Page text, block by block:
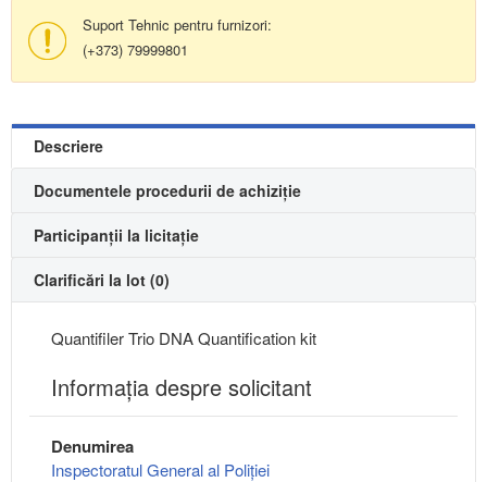
Suport Tehnic pentru furnizori:
(+373) 79999801
Descriere
Documentele procedurii de achiziție
Participanții la licitație
Clarificări la lot (0)
Quantifiler Trio DNA Quantification kit
Informaţia despre solicitant
Denumirea
Inspectoratul General al Poliției